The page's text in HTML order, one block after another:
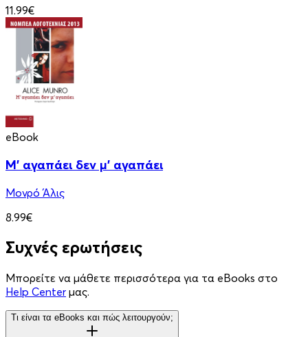
11.99€
eBook
Μ' αγαπάει δεν μ' αγαπάει
Μονρό Άλις
8.99€
Συχνές ερωτήσεις
Μπορείτε να μάθετε περισσότερα για τα eBooks στο
Help Center μας.
Τι είναι τα eBooks και πώς λειτουργούν;